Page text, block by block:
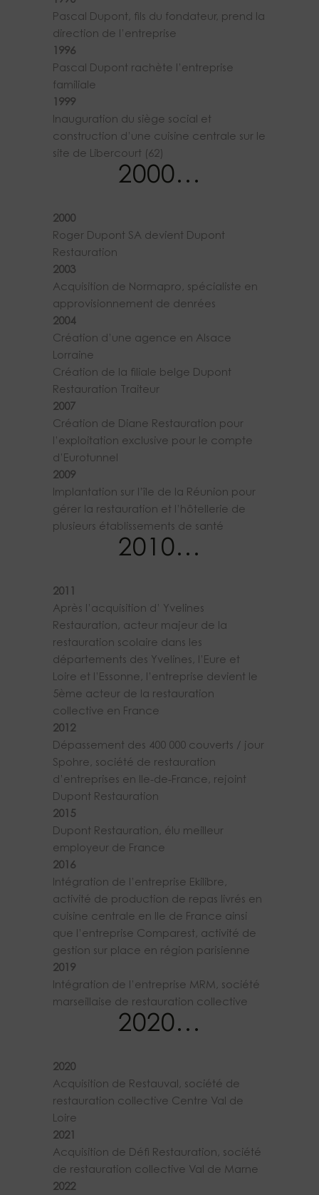
Pascal Dupont, fils du fondateur, prend la
direction de l’entreprise
1996
Pascal Dupont rachète l’entreprise
familiale
1999
Inauguration du siège social et
construction d’une cuisine centrale sur le
site de Libercourt (62)
2000…
2000
Roger Dupont SA devient Dupont
Restauration
2003
Acquisition de Normapro, spécialiste en
approvisionnement de denrées
2004
Création d’une agence en Alsace
Lorraine
Création de la filiale belge Dupont
Restauration Traiteur
2007
Création de Diane Restauration pour
l’exploitation exclusive pour le compte
d’Eurotunnel
2009
Implantation sur l’île de la Réunion pour
gérer la restauration et l’hôtellerie de
plusieurs établissements de santé
2010…
2011
Après l’acquisition d’ Yvelines
Restauration, acteur majeur de la
restauration scolaire dans les
départements des Yvelines, l’Eure et
Loire et l’Essonne, l’entreprise devient le
5ème acteur de la restauration
collective en France
2012
Dépassement des 400 000 couverts / jour
Spohre, société de restauration
d’entreprises en Ile-de-France, rejoint
Dupont Restauration
2015
Dupont Restauration, élu meilleur
employeur de France
2016
Intégration de l’entreprise Ekilibre,
activité de production de repas livrés en
cuisine centrale en Ile de France ainsi
que l’entreprise Comparest, activité de
gestion sur place en région parisienne
2019
Intégration de l’entreprise MRM, société
marseillaise de restauration collective
2020…
2020
Acquisition de Restauval, société de
restauration collective Centre Val de
Loire
2021
Acquisition de Défi Restauration, société
de restauration collective Val de Marne
2022